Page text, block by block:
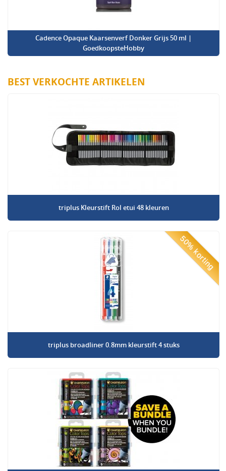
Cadence Opaque Kaarsenverf Donker Grijs 50 ml |
GoedkoopsteHobby
BEST VERKOCHTE ARTIKELEN
triplus Kleurstift Rol etui 48 kleuren
50% korting
triplus broadliner 0.8mm kleurstift 4 stuks